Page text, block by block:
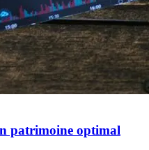
patrimoine optimal